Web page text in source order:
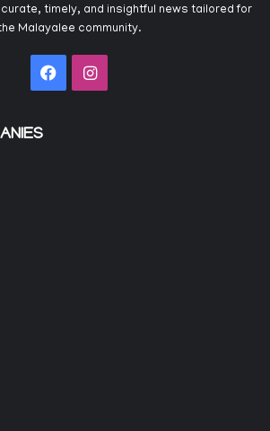
timely, and insightful news tailored for
Malayalee community.
FacebookInstagram